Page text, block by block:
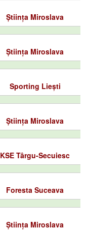
Știința Miroslava
Știința Miroslava
Sporting Liești
Știința Miroslava
KSE Târgu-Secuiesc
Foresta Suceava
Știința Miroslava